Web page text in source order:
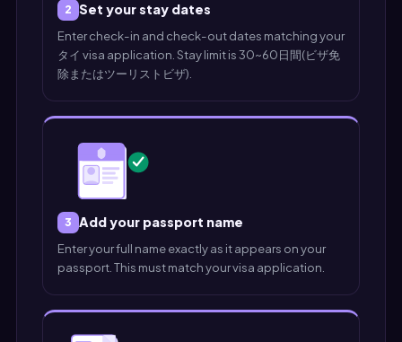
2 Set your stay dates
Enter check-in and check-out dates matching your
タイ visa application. Stay limit is 30~60日間(ビザ免
除またはツーリストビザ).
3 Add your passport name
Enter your full name exactly as it appears on your
passport. This must match your visa application.